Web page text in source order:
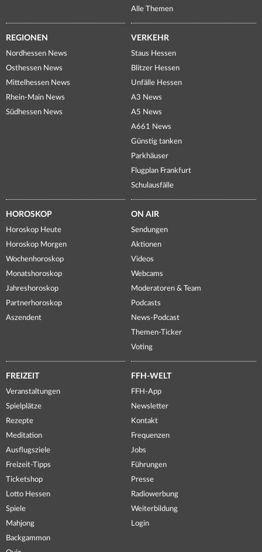
Alle Themen
REGIONEN
Nordhessen News
Osthessen News
Mittelhessen News
Rhein-Main News
Südhessen News
VERKEHR
Staus Hessen
Blitzer Hessen
Unfälle Hessen
A3 News
A5 News
A661 News
Günstig tanken
Parkhäuser
Flugplan Frankfurt
Schulausfälle
HOROSKOP
Horoskop Heute
Horoskop Morgen
Wochenhoroskop
Monatshoroskop
Jahreshoroskop
Partnerhoroskop
Aszendent
ON AIR
Sendungen
Aktionen
Videos
Webcams
Moderatoren & Team
Podcasts
News-Podcast
Themen-Ticker
Voting
FREIZEIT
Veranstaltungen
Spielplätze
Rezepte
Meditation
Ausflugsziele
Freizeit-Tipps
Ticketshop
Lotto Hessen
Spiele
Mahjong
Backgammon
FFH-WELT
FFH-App
Newsletter
Kontakt
Frequenzen
Jobs
Führungen
Presse
Radiowerbung
Weiterbildung
Login